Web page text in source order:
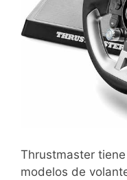
Thrustmaster
modelos de